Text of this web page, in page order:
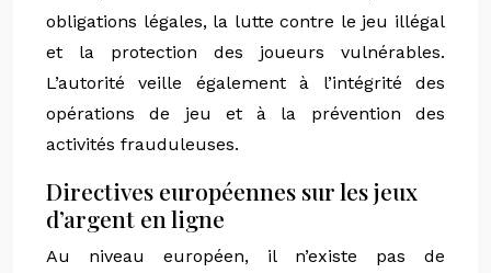
obligations légales, la lutte contre le jeu illégal
et la protection des joueurs vulnérables.
L’autorité veille également à l’intégrité des
opérations de jeu et à la prévention des
activités frauduleuses.
Directives européennes sur les jeux
d’argent en ligne
Au niveau européen, il n’existe pas de